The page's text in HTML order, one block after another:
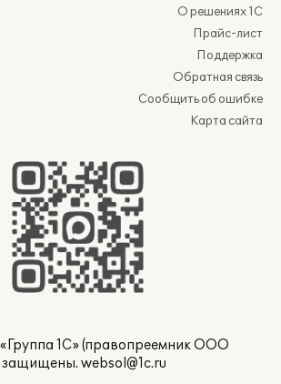
О решениях 1С
Прайс-лист
Поддержка
Обратная связь
Сообщить об ошибке
Карта сайта
1С» (правопреемник ООО
защищены. websol@1c.ru